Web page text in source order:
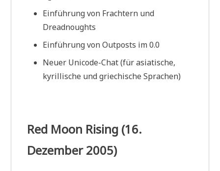
Einführung von Frachtern und
Dreadnoughts
Einführung von Outposts im 0.0
Neuer Unicode-Chat (für asiatische,
kyrillische und griechische Sprachen)
Red Moon Rising (16.
Dezember 2005)